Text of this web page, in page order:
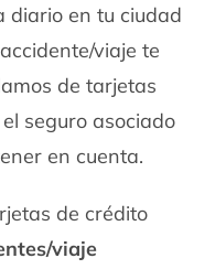
diario en tu ciudad
viaje te
de tarjetas
seguro asociado
en cuenta.
de crédito
viaje